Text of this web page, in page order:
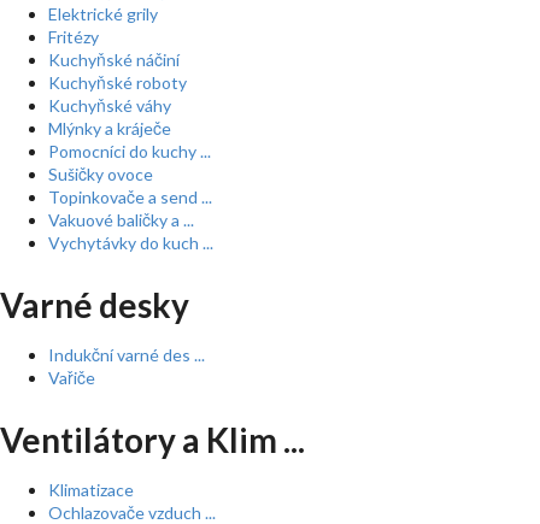
Elektrické grily
Fritézy
Kuchyňské náčiní
Kuchyňské roboty
Kuchyňské váhy
Mlýnky a kráječe
Pomocníci do kuchy ...
Sušičky ovoce
Topinkovače a send ...
Vakuové baličky a ...
Vychytávky do kuch ...
Varné desky
Indukční varné des ...
Vařiče
Ventilátory a Klim ...
Klimatizace
Ochlazovače vzduch ...